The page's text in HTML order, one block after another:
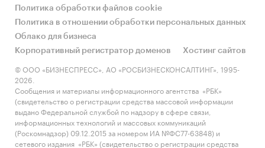
Источник исследования — Tebiz Group.
Категории: Потребительские услуги
Охранные услуги
оборудование
Россия
Политика обработки файлов cookie
Политика в отношении обработки персональных данных
Облако для бизнеса
Корпоративный регистратор доменов
Хостинг сайтов
© ООО «БИЗНЕСПРЕСС», АО «РОСБИЗНЕСКОНСАЛТИНГ», 1995-
2026.
Сообщения и материалы информационного агентства «РБК»
(свидетельство о регистрации средства массовой информации
выдано Федеральной службой по надзору в сфере связи,
информационных технологий и массовых коммуникаций
(Роскомнадзор) 09.12.2015 за номером ИА №ФС77-63848) и
сетевого издания «РБК» (свидетельство о регистрации средства